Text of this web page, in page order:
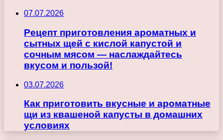
07.07.2026
Рецепт приготовления ароматных и
сытных щей с кислой капустой и
сочным мясом — наслаждайтесь
вкусом и пользой!
03.07.2026
Как приготовить вкусные и ароматные
щи из квашеной капусты в домашних
условиях